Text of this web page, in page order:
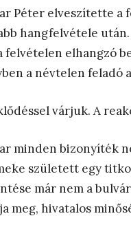
Péter elveszítette a
hangfelvétele
felvételen elhangzó
a névtelen feladó
várjuk. A
minden bizonyíték
született egy
már nem a
meg, hivatalos